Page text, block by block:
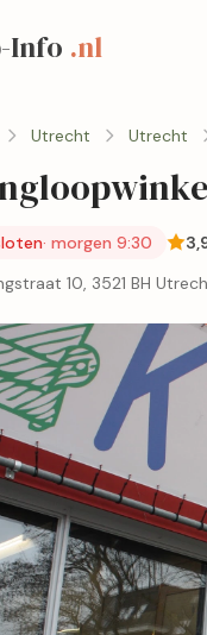
Info .nl
Utrecht Utrecht
· morgen 9:30
10, 3521 BH